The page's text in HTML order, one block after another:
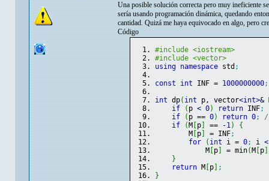
Una posible solución correcta pero muy ineficiente
sería usando programación dinámica, quedando
cantidad. Quizá me haya equivocado en algo, pero
Código
#include <iostream>
#include <vector>
using namespace std ;
const
int INF = 1000000000;
int dp( int p, vector<int>&
if
( p < 0) return INF;
if
( p == 0) return 0;
if
( M p] == -1)
{
M
p] = INF;
for
( int i = 0; i <
M
p] = min( M p]
}
return M p]
;
}